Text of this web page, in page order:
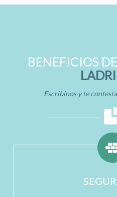
BENEFICIOS
Escribinos y te